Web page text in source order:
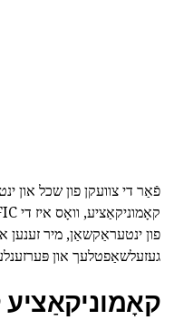
פֿאַר די צוועקן פון שכל און
פון ינטעראַקשאַן, מיר זענען
געזעלשאַפטלעך און